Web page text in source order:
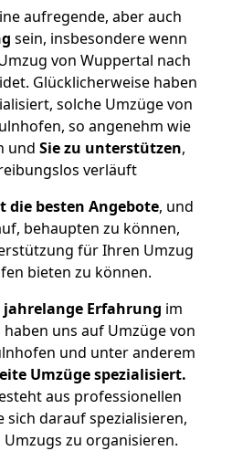
aufregende, aber auch
sein, insbesondere wenn
von Wuppertal nach
Glücklicherweise haben
solche Umzüge von
so angenehm wie
und Sie zu unterstützen,
verläuft
die besten Angebote, und
behaupten zu können,
für Ihren Umzug
bieten zu können.
jahrelange Erfahrung im
uns auf Umzüge von
und unter anderem
Umzüge spezialisiert.
aus professionellen
sich darauf spezialisieren,
Umzugs zu organisieren.